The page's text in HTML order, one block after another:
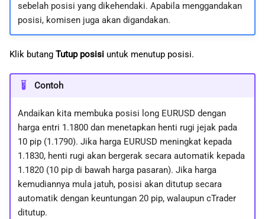
sebelah posisi yang dikehendaki. Apabila menggandakan
posisi, komisen juga akan digandakan.
Klik butang Tutup posisi untuk menutup posisi.
Contoh
Andaikan kita membuka posisi long EURUSD dengan
harga entri 1.1800 dan menetapkan henti rugi jejak pada
10 pip (1.1790). Jika harga EURUSD meningkat kepada
1.1830, henti rugi akan bergerak secara automatik kepada
1.1820 (10 pip di bawah harga pasaran). Jika harga
kemudiannya mula jatuh, posisi akan ditutup secara
automatik dengan keuntungan 20 pip, walaupun cTrader
ditutup.